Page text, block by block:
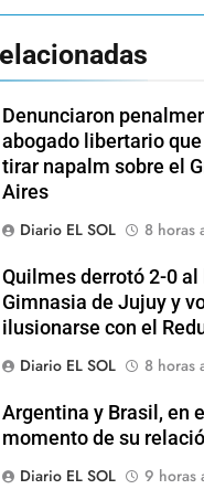
Denunciaron
abogado libertario
tirar napalm sobre el
Aires
Diario EL SOL
8 horas
Quilmes derrotó 2-0 al
Gimnasia de Jujuy y
ilusionarse con el
Diario EL SOL
8 horas
Argentina y Brasil, en
momento de su
Diario EL SOL
9 horas